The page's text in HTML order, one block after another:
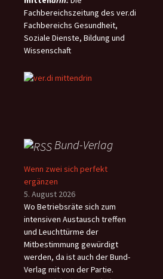
Fachbereichszeitung des ver.di
Fachbereichs Gesundheit,
Soziale Dienste, Bildung und
Wissenschaft
Bund-Verlag
Wenn zwei sich perfekt
ergänzen
5. August 2026
Wo Betriebsräte sich zum
intensiven Austausch treffen
und Leuchttürme der
Mitbestimmung gewürdigt
werden, da ist auch der Bund-
Verlag mit von der Partie.